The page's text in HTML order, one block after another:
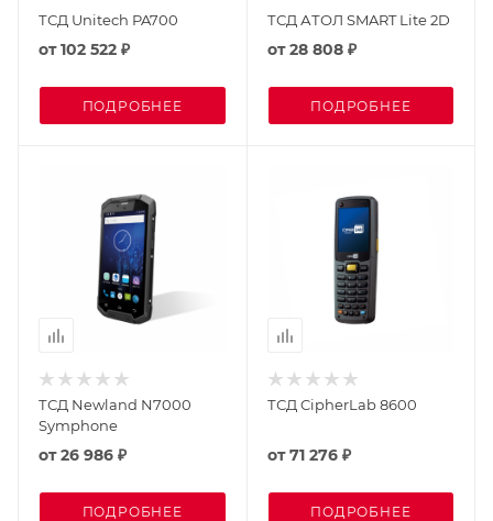
ТСД Unitech PA700
от102 522 ₽
ПОДРОБНЕЕ
ТСД АТОЛ SMART Lite 2D
от28 808 ₽
ПОДРОБНЕЕ
ТСД Newland N7000
Symphone
от26 986 ₽
ПОДРОБНЕЕ
ТСД CipherLab 8600
от71 276 ₽
ПОДРОБНЕЕ